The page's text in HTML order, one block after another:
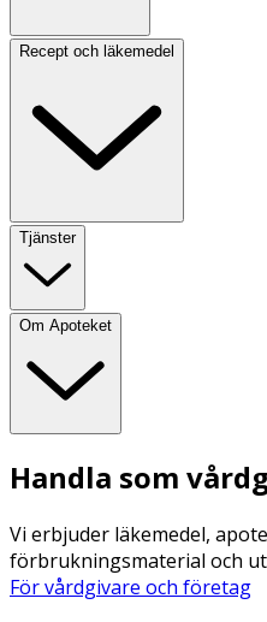
Recept och läkemedel
Tjänster
Om Apoteket
Handla som
Vi erbjuder läkemedel,
förbrukningsmaterial och
För vårdgivare och företag